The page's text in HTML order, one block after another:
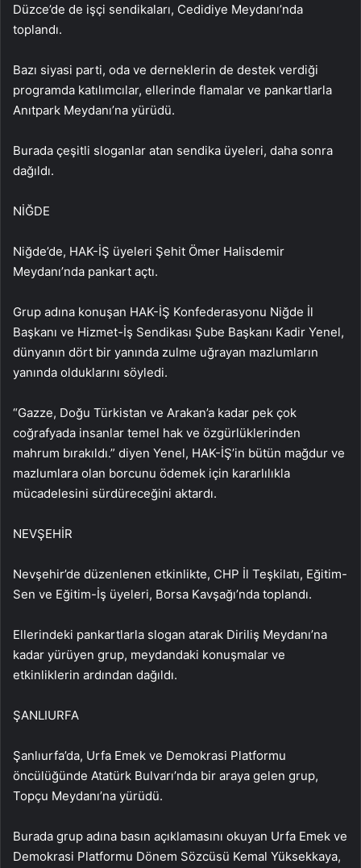
Düzce’de de işçi sendikaları, Cedidiye Meydanı’nda
toplandı.
Bazı siyasi parti, oda ve derneklerin de destek verdiği
programda katılımcılar, ellerinde flamalar ve pankartlarla
Anıtpark Meydanı’na yürüdü.
Burada çeşitli sloganlar atan sendika üyeleri, daha sonra
dağıldı.
NİĞDE
Niğde’de, HAK-İŞ üyeleri Şehit Ömer Halisdemir
Meydanı’nda pankart açtı.
Grup adına konuşan HAK-İŞ Konfederasyonu Niğde İl
Başkanı ve Hizmet-İş Sendikası Şube Başkanı Kadir Yenel,
dünyanın dört bir yanında zulme uğrayan mazlumların
yanında olduklarını söyledi.
“Gazze, Doğu Türkistan ve Arakan’a kadar pek çok
coğrafyada insanlar temel hak ve özgürlüklerinden
mahrum bırakıldı.” diyen Yenel, HAK-İŞ’in bütün mağdur ve
mazlumlara olan borcunu ödemek için kararlılıkla
mücadelesini sürdüreceğini aktardı.
NEVŞEHİR
Nevşehir’de düzenlenen etkinlikte, CHP İl Teşkilatı, Eğitim-
Sen ve Eğitim-İş üyeleri, Borsa Kavşağı’nda toplandı.
Ellerindeki pankartlarla slogan atarak Diriliş Meydanı’na
kadar yürüyen grup, meydandaki konuşmalar ve
etkinliklerin ardından dağıldı.
ŞANLIURFA
Şanlıurfa’da, Urfa Emek ve Demokrasi Platformu
öncülüğünde Atatürk Bulvarı’nda bir araya gelen grup,
Topçu Meydanı’na yürüdü.
Burada grup adına basın açıklamasını okuyan Urfa Emek ve
Demokrasi Platformu Dönem Sözcüsü Kemal Yüksekkaya,